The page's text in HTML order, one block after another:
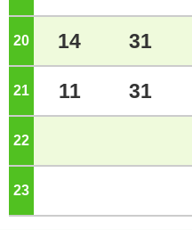
20 14 31
21 11 31
22
23